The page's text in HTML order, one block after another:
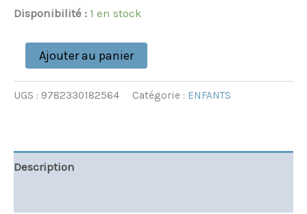
Disponibilité : 1 en stock
Ajouter au panier
UGS : 9782330182564 Catégorie : ENFANTS
Description